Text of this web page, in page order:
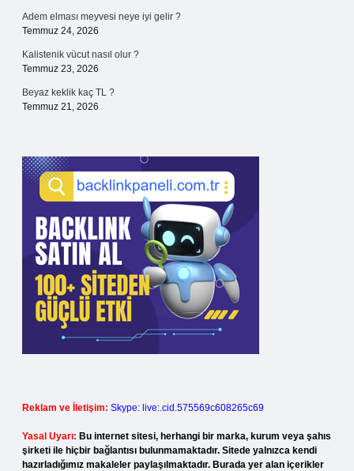
Adem elması meyvesi neye iyi gelir ?
Temmuz 24, 2026
Kalistenik vücut nasıl olur ?
Temmuz 23, 2026
Beyaz keklik kaç TL ?
Temmuz 21, 2026
Reklam ve İletişim: Skype: live:.cid.575569c608265c69
Yasal Uyarı: Bu internet sitesi, herhangi bir marka, kurum veya şahıs
şirketi ile hiçbir bağlantısı bulunmamaktadır. Sitede yalnızca kendi
hazırladığımız makaleler paylaşılmaktadır. Burada yer alan içerikler